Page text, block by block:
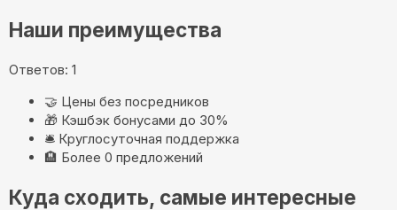
Наши преимущества
Ответов: 1
🤝 Цены без посредников
🎁 Кэшбэк бонусами до 30%
🛎️ Круглосуточная поддержка
🏨 Более 0 предложений
Куда сходить, самые интересные